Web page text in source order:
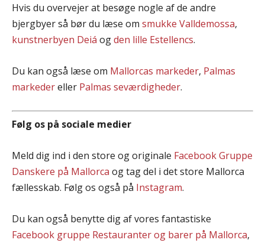
Hvis du overvejer at besøge nogle af de andre
bjergbyer så bør du læse om smukke Valldemossa,
kunstnerbyen Deiá ogden lille Estellencs.
Du kan også læse om Mallorcas markeder, Palmas
markedereller Palmas seværdigheder.
Følg os på sociale medier
Meld dig ind i den store og originale Facebook Gruppe
Danskere på Mallorca og tag del i det store Mallorca
fællesskab. Følg os også på Instagram.
Du kan også benytte dig af vores fantastiske
Facebook gruppe Restauranter og barer på Mallorca,